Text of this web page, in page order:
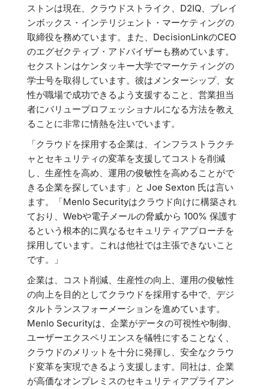
ストンは現在、クラウドストライク、D2IQ、ブレイ
ンボックス・インテリジェント・マーケティングの
取締役を務めています。また、DecisionLinkのCEO
のエグゼクティブ・アドバイザーも務めています。
セクストンはケンタッキー大学でマーケティングの
学士号を取得しています。彼はメンターシップ、女
性が職場で成功できるよう支援すること、営業担当
者にバリュープロフェッショナルになる方法を教え
ることに非常に情熱を注いでいます。
「クラウドを採用する企業は、インフラストラクチ
ャとセキュリティの変革を支援してコストを削減
し、生産性を高め、運用の俊敏性を高めることがで
きる企業を探しています」と Joe Sexton 氏は言い
ます。「Menlo Securityはクラウド向けに構築され
ており、Webや電子メールの脅威から 100% 保護す
るという根本的に異なるセキュリティアプローチを
採用しています。これは他社では主張できないこと
です。」
企業は、コスト削減、生産性の向上、運用の俊敏性
の向上を目的としてクラウドを採用する中で、デジ
タルトランスフォーメーションを進めています。
Menlo Securityは、企業がデータの可視性や制御、
ユーザーエクスペリエンスを犠牲にすることなく、
クラウドのメリットを十分に発揮し、安全なクラウ
ド変革を実現できるよう支援します。同社は、企業
が高価なオンプレミスのセキュリティアプライアン